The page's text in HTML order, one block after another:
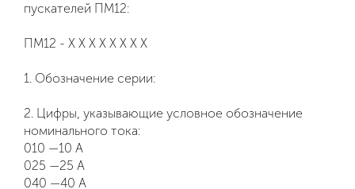
пускателей ПМ12:
ПМ12 - Х Х Х Х Х Х Х Х
1. Обозначение серии:
2. Цифры, указывающие условное обозначение
номинального тока:
010 —10 А
025 —25 А
040 —40 А